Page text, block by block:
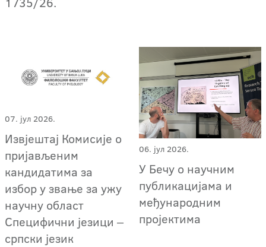
07. јул 2026.
Извјештај Комисије о
пријављеним
кандидатима за
избор у звање за ужу
научну област
Специфични језици ‒
српски језик
06. јул 2026.
У Бечу о научним
публикацијама и
међународним
пројектима